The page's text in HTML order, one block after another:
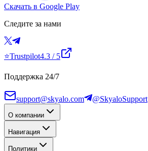
Скачать в Google Play
Следите за нами
⭐Trustpilot4.3 / 5
Поддержка 24/7
support@skyalo.com @SkyaloSupport
О компании
Навигация
Политики